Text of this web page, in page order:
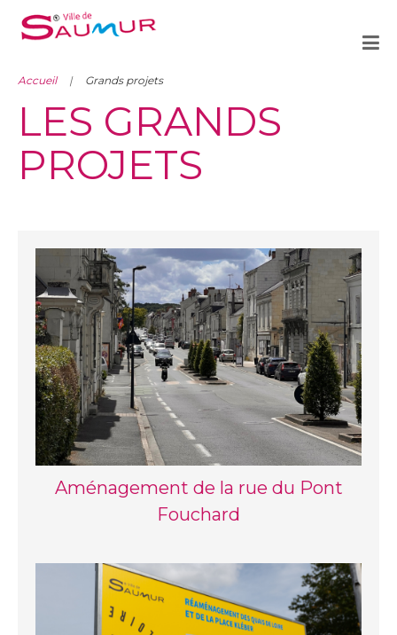
Accueil Grands projets
LES GRANDS
PROJETS
Aménagement de la rue du Pont
Fouchard